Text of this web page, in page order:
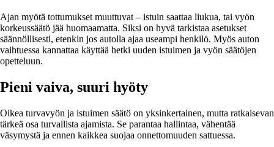
Ajan myötä tottumukset muuttuvat – istuin saattaa liukua, tai vyön
korkeussäätö jää huomaamatta. Siksi on hyvä tarkistaa asetukset
säännöllisesti, etenkin jos autolla ajaa useampi henkilö. Myös auton
vaihtuessa kannattaa käyttää hetki uuden istuimen ja vyön säätöjen
opetteluun.
Pieni vaiva, suuri hyöty
Oikea turvavyön ja istuimen säätö on yksinkertainen, mutta ratkaisevan
tärkeä osa turvallista ajamista. Se parantaa hallintaa, vähentää
väsymystä ja ennen kaikkea suojaa onnettomuuden sattuessa.